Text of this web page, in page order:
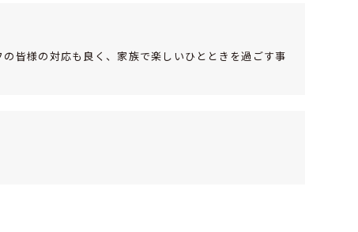
皆様の対応も良く、家族で楽しいひとときを過ごす事